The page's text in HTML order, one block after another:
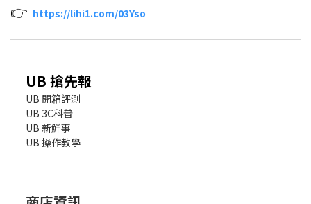
👉 https://lihi1.com/03Yso
UB 搶先報
UB 開箱評測
UB 3C科普
UB 新鮮事
UB 操作教學